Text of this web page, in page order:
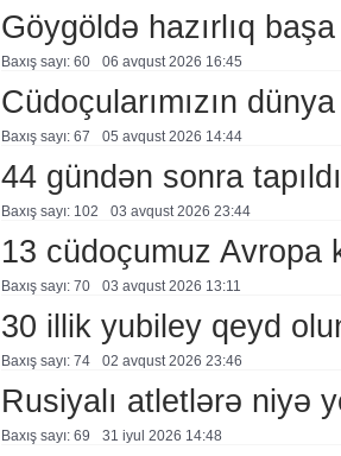
Göygöldə hazırlıq başa
Baxış sayı: 60 06 avqust 2026 16:45
Cüdoçularımızın
Baxış sayı: 67 05 avqust 2026 14:44
44 gündən sonra tapıldı
Baxış sayı: 102 03 avqust 2026 23:44
13 cüdoçumuz Avropa
Baxış sayı: 70 03 avqust 2026 13:11
30 illik yubiley qeyd
Baxış sayı: 74 02 avqust 2026 23:46
Rusiyalı atletlərə niyə
Baxış sayı: 69 31 i̇yul 2026 14:48